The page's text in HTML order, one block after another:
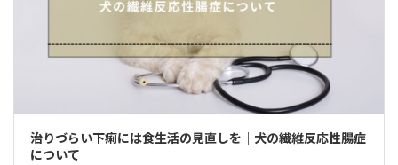
治りづらい下痢には食生活の見直しを｜犬の繊維反応性腸症
について